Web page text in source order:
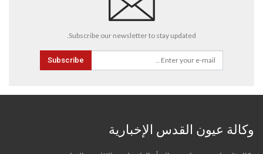
Subscribe our newsletter to stay updated.
Subscribe
وكالة عيون القدس الإخبارية